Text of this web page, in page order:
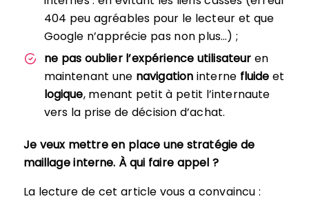
404 peu agréables pour le lecteur et que
Google n’apprécie pas non plus…) ;
ne pas oublier l’expérience utilisateur en
maintenant une navigation interne fluideet
logique, menant petit à petit l’internaute
vers la prise de décision d’achat.
Je veux mettre en place une stratégie de
maillage interne. À qui faire appel ?
La lecture de cet article vous a convaincu :